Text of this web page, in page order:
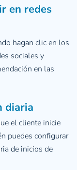
en redes
hagan clic en los
sociales y
en las
diaria
el cliente inicie
puedes configurar
de inicios de